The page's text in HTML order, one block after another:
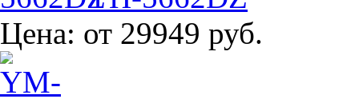
Цена: от 29949 руб.